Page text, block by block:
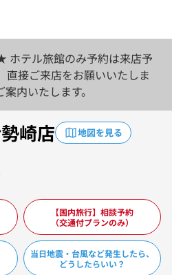
テル旅館のみ予約は来店予
直接ご来店をお願いいたしま
内いたします。
崎店 地図を見る
【国内旅行】相談予約
（交通付プランのみ）
当日地震・台風など発生したら、
どうしたらいい？